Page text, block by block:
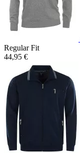
Regular Fit
44,95 €